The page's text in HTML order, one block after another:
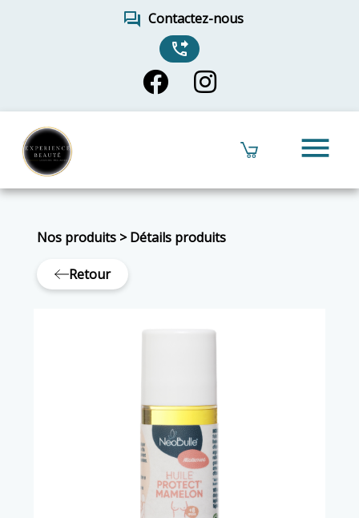
forum Contactez-nous
phone_forwarded
menu
Nos produits>Détails produits
Retour